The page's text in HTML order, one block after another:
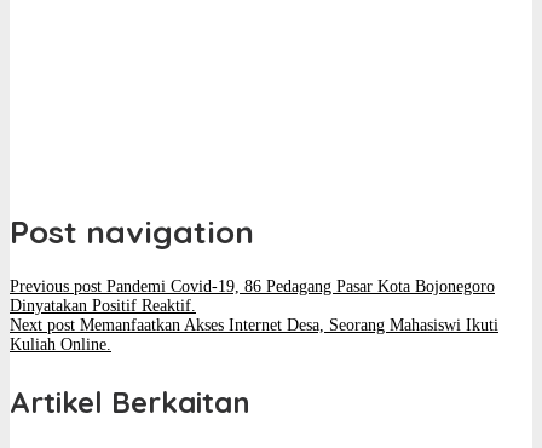
Post navigation
Previous post Pandemi Covid-19, 86 Pedagang Pasar Kota Bojonegoro
Dinyatakan Positif Reaktif.
Next post Memanfaatkan Akses Internet Desa, Seorang Mahasiswi Ikuti
Kuliah Online.
Artikel Berkaitan